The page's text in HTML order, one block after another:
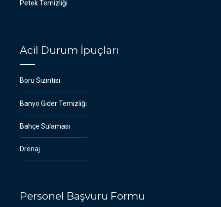
Petek Temizliği
Acil Durum İpuçları
Boru Sızıntısı
Banyo Gider Temizliği
Bahçe Sulaması
Drenaj
Personel Başvuru Formu